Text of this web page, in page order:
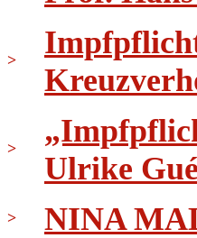
>
>
Ulrike
> NINA